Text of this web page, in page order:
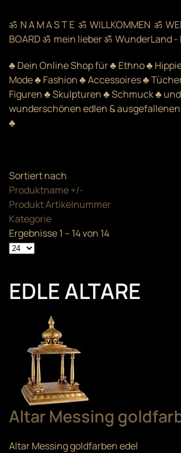
ॐ N A M A S T E ॐ WILLKOMMEN ॐ
BOARD ॐ mein lieber ॐ WunderLand
♣ Dein Online Shop für ♣ Ethno ♣
Mode ♣ Fashion ♣ Accessoires ♣
Figuren ♣ Skulpturen ♣ Schmuck ♣
wunderschönen edlen &
♣
Sortiert nach
Produktname +/-
Produkt Artikelnummer
Kategorie
Ergebnisse 1 – 14 von 14
EDLE ALTARE
Altar Messing
Altar Messing goldfarben edel